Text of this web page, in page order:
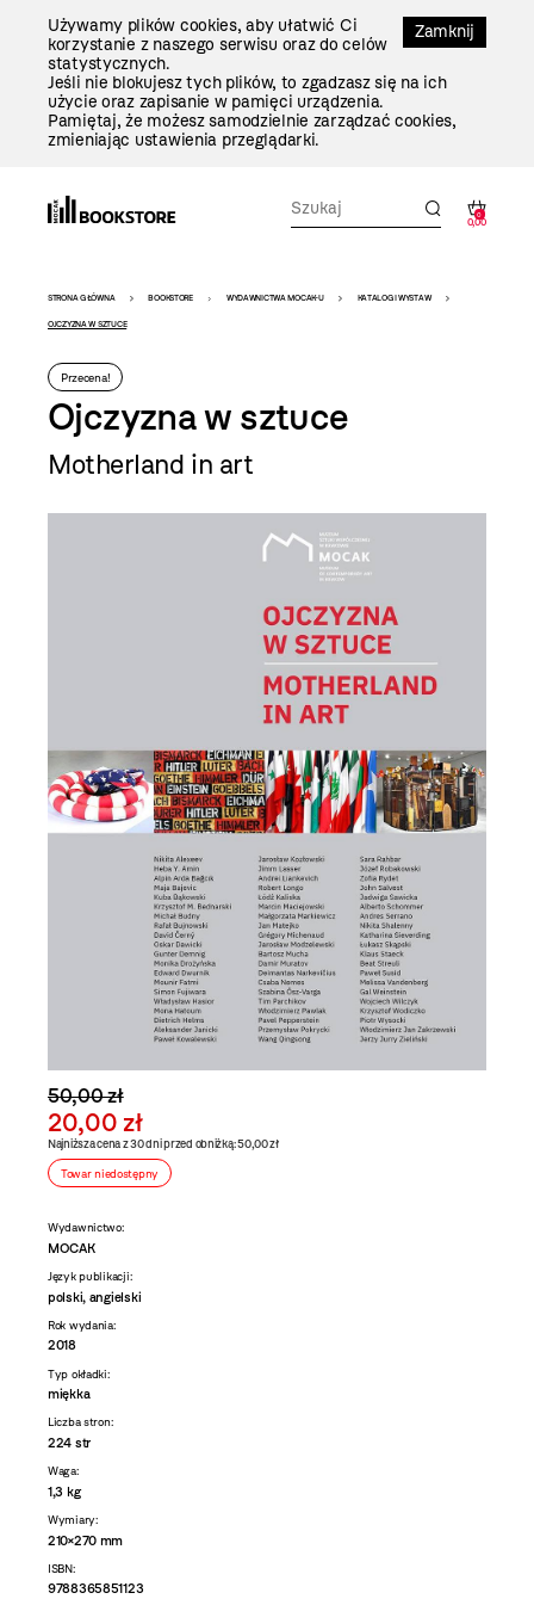
Zamknij
Używamy plików cookies, aby ułatwić Ci
korzystanie z naszego serwisu oraz do celów
statystycznych.
Jeśli nie blokujesz tych plików, to zgadzasz się na ich
użycie oraz zapisanie w pamięci urządzenia.
Pamiętaj, że możesz samodzielnie zarządzać cookies,
zmieniając ustawienia przeglądarki.
0
0,00
Bookstore
-
szablon
szczegóły
STRONA GŁÓWNA BOOKSTORE WYDAWNICTWA MOCAK-U KATALOGI WYSTAW
OJCZYZNA W SZTUCE
Przecena!
Ojczyzna w sztuce
Motherland in art
50,00 zł
20,00 zł
Najniższa cena z 30 dni przed obniżką: 50,00 zł
Towar niedostępny
Wydawnictwo:
MOCAK
Język publikacji:
polski, angielski
Rok wydania:
2018
Typ okładki:
miękka
Liczba stron:
224 str
Waga:
1,3 kg
Wymiary:
210×270 mm
ISBN:
9788365851123